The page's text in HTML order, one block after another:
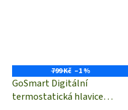
799 Kč –1 %
GoSmart Digitální
termostatická hlavice